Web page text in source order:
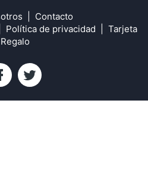
Contacto
Política de privacidad
Tarjeta
Regalo